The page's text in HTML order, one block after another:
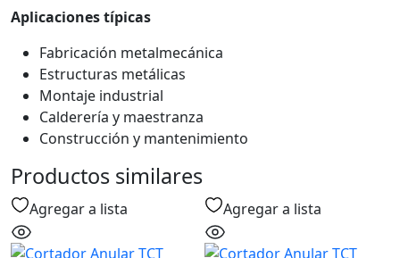
Aplicaciones típicas
Fabricación metalmecánica
Estructuras metálicas
Montaje industrial
Calderería y maestranza
Construcción y mantenimiento
Productos similares
Agregar a lista Agregar a lista